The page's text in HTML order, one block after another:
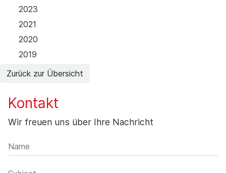
2023
2021
2020
2019
Zurück zur Übersicht
Kontakt
Wir freuen uns über Ihre Nachricht